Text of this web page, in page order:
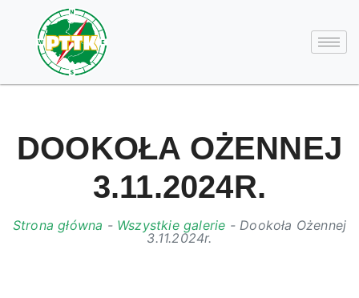
DOOKOŁA OŻENNEJ
3.11.2024R.
Strona główna - Wszystkie galerie -Dookoła Ożennej
3.11.2024r.